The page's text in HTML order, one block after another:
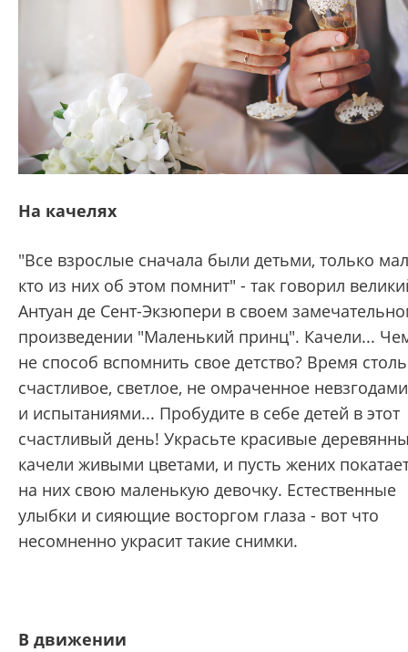
На качелях
"Все взрослые сначала были детьми, только
кто из них об этом помнит" - так говорил
Антуан де Сент-Экзюпери в своем
произведении "Маленький принц". Качели...
не способ вспомнить свое детство? Время столь
счастливое, светлое, не омраченное невзгодами
и испытаниями... Пробудите в себе детей в этот
счастливый день! Украсьте красивые
качели живыми цветами, и пусть жених
на них свою маленькую девочку. Естественные
улыбки и сияющие восторгом глаза - вот что
несомненно украсит такие снимки.
В движении